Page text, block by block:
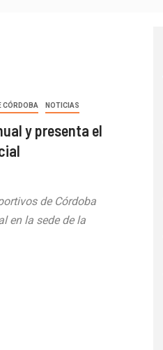
CÓRDOBA NOTICIAS
y presenta el
de Córdoba
en la sede de la